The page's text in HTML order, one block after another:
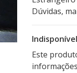
Dúvidas,
Indisponível
Este